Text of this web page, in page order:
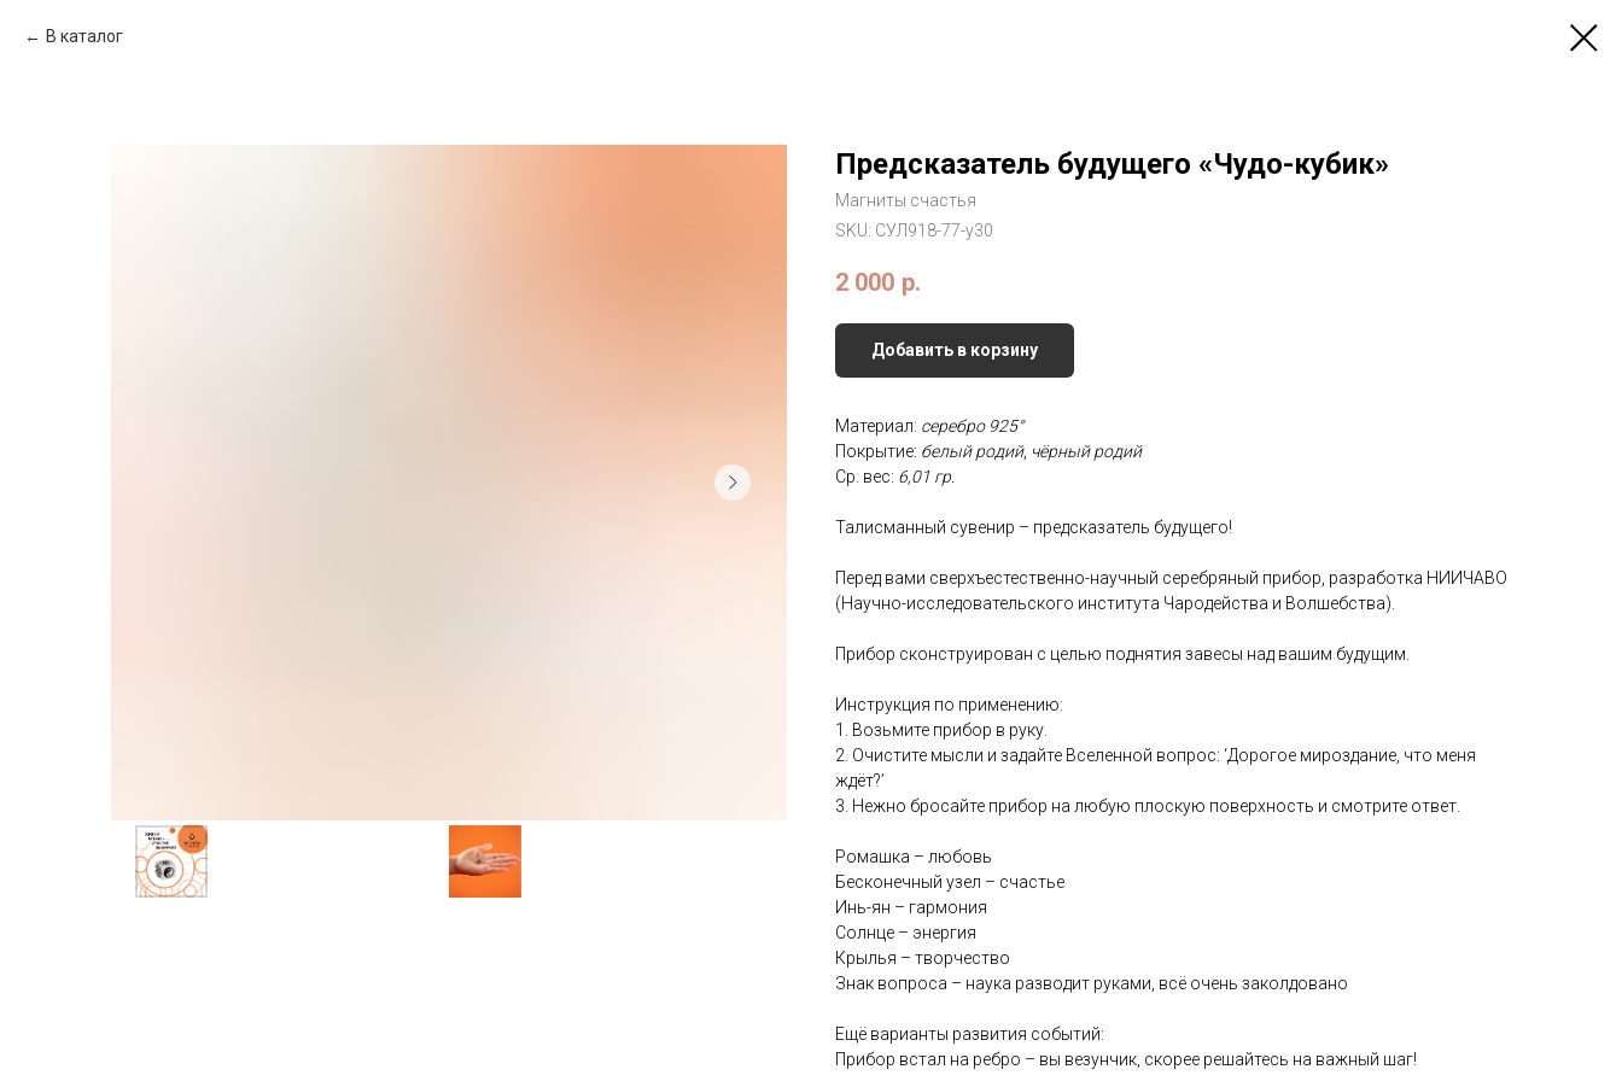
В каталог
Предсказатель будущего «Чудо-кубик»
Магниты счастья
SKU: СУЛ918-77-у30
2 000 р.
Добавить в корзину
Материал: серебро 925°
Покрытие: белый родий, чёрный родий
Ср. вес: 6,01 гр.
Талисманный сувенир – предсказатель будущего!
Перед вами сверхъестественно-научный серебряный прибор, разработка НИИЧАВО
(Научно-исследовательского института Чародейства и Волшебства).
Прибор сконструирован с целью поднятия завесы над вашим будущим.
Инструкция по применению:
1. Возьмите прибор в руку.
2. Очистите мысли и задайте Вселенной вопрос: ‘Дорогое мироздание, что меня
ждёт?’
3. Нежно бросайте прибор на любую плоскую поверхность и смотрите ответ.
Ромашка – любовь
Бесконечный узел – счастье
Инь-ян – гармония
Солнце – энергия
Крылья – творчество
Знак вопроса – наука разводит руками, всё очень заколдовано
Ещё варианты развития событий:
Прибор встал на ребро – вы везунчик, скорее решайтесь на важный шаг!